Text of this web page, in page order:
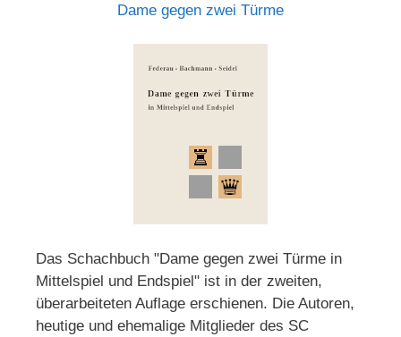
Dame gegen zwei Türme
Das Schachbuch "Dame gegen zwei Türme in
Mittelspiel und Endspiel" ist in der zweiten,
überarbeiteten Auflage erschienen. Die Autoren,
heutige und ehemalige Mitglieder des SC